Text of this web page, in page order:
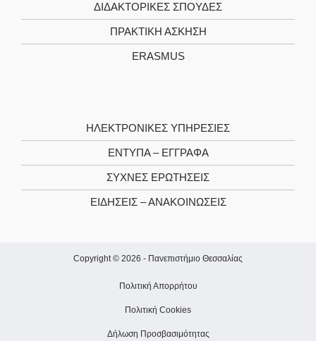
ΔΙΔΑΚΤΟΡΙΚΕΣ ΣΠΟΥΔΕΣ
ΠΡΑΚΤΙΚΗ ΑΣΚΗΣΗ
ERASMUS
ΗΛΕΚΤΡΟΝΙΚΕΣ ΥΠΗΡΕΣΙΕΣ
ΕΝΤΥΠΑ – ΕΓΓΡΑΦΑ
ΣΥΧΝΕΣ ΕΡΩΤΗΣΕΙΣ
ΕΙΔΗΣΕΙΣ – ΑΝΑΚΟΙΝΩΣΕΙΣ
Copyright © 2026 - Πανεπιστήμιο Θεσσαλίας
Πολιτική Απορρήτου
Πολιτική Cookies
Δήλωση Προσβασιμότητας